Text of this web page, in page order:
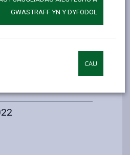
GWASTRAFF YN Y DYFODOL
CAU